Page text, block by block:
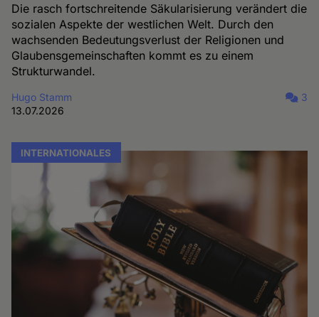
Die rasch fortschreitende Säkularisierung verändert die
sozialen Aspekte der westlichen Welt. Durch den
wachsenden Bedeutungsverlust der Religionen und
Glaubensgemeinschaften kommt es zu einem
Strukturwandel.
Hugo Stamm
13.07.2026
3
INTERNATIONALES